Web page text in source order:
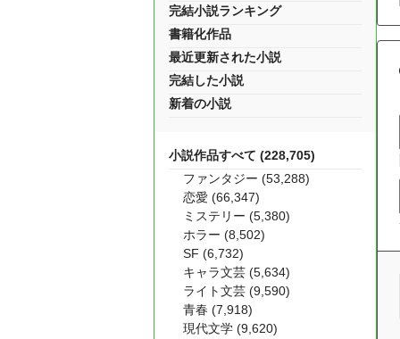
完結小説ランキング
書籍化作品
最近更新された小説
完結した小説
新着の小説
小説作品すべて (228,705)
ファンタジー (53,288)
恋愛 (66,347)
ミステリー (5,380)
ホラー (8,502)
SF (6,732)
キャラ文芸 (5,634)
ライト文芸 (9,590)
青春 (7,918)
現代文学 (9,620)